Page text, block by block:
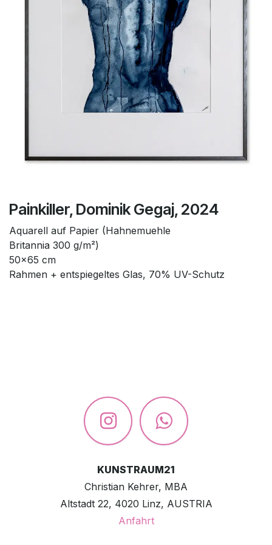
Painkiller, Dominik Gegaj, 2024
Aquarell auf Papier (Hahnemuehle
Britannia 300 g/m²)
50x65 cm
Rahmen + entspiegeltes Glas, 70% UV-Schutz
KUNSTRAUM21
Christian Kehrer, MBA
Altstadt 22, 4020 Linz, AUSTRIA
Anfahrt